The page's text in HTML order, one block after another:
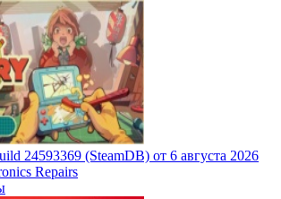
24593369 (SteamDB) от 6 августа 2026
Repairs